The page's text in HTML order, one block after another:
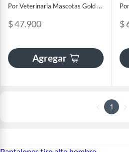
Por Veterinaria Mascotas Gold Sas
$ 47.900
Agregar
$
1